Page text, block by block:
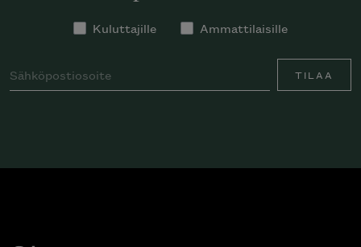
Kuluttajille Ammattilaisille
TILAA